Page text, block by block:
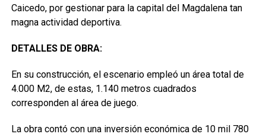
Caicedo, por gestionar para la capital del Magdalena tan
magna actividad deportiva.
DETALLES DE OBRA:
En su construcción, el escenario empleó un área total de
4.000 M2, de estas, 1.140 metros cuadrados
corresponden al área de juego.
La obra contó con una inversión económica de 10 mil 780